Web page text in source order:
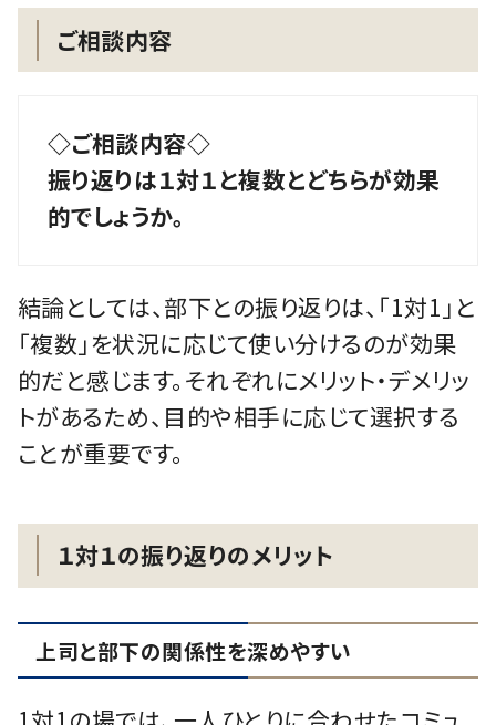
ご相談内容
◇ご相談内容◇
振り返りは１対１と複数とどちらが効果
的でしょうか。
結論としては、部下との振り返りは、「1対1」と
「複数」を状況に応じて使い分けるのが効果
的だと感じます。それぞれにメリット・デメリッ
トがあるため、目的や相手に応じて選択する
ことが重要です。
１対１の振り返りのメリット
上司と部下の関係性を深めやすい